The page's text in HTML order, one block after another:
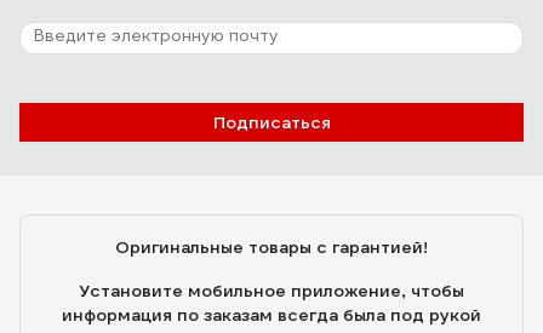
Подписаться
Оригинальные товары с гарантией!
Установите мобильное приложение, чтобы
информация по заказам всегда была под рукой